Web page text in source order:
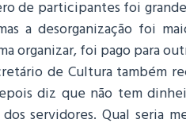
de participantes foi
a desorganização foi
organizar, foi pago para
de Cultura também
diz que não tem
dos servidores. Qual seria